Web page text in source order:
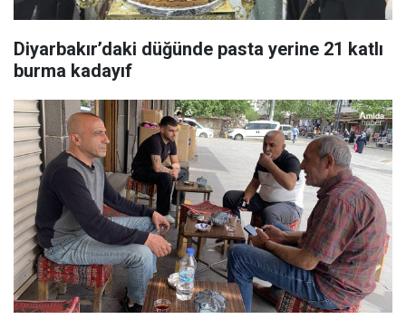
Diyarbakır’daki düğünde pasta yerine 21 katlı
burma kadayıf